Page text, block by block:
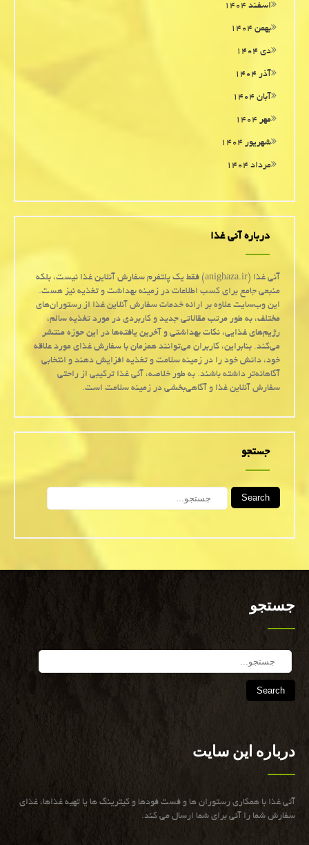
اسفند ۱۴۰۴
بهمن ۱۴۰۴
دی ۱۴۰۴
آذر ۱۴۰۴
آبان ۱۴۰۴
مهر ۱۴۰۴
شهریور ۱۴۰۴
مرداد ۱۴۰۴
درباره آنی غذا
آنی غذا (anighaza.ir) فقط یک پلتفرم سفارش آنلاین غذا نیست، بلکه
منبعی جامع برای کسب اطلاعات در زمینه بهداشت و تغذیه نیز هست.
این وب‌سایت علاوه بر ارائه خدمات سفارش آنلاین غذا از رستوران‌های
مختلف، به طور مرتب مقالاتی جدید و کاربردی در مورد تغذیه سالم،
رژیم‌های غذایی، نکات بهداشتی و آخرین یافته‌ها در این حوزه منتشر
می‌کند. بنابراین، کاربران می‌توانند همزمان با سفارش غذای مورد علاقه
خود، دانش خود را در زمینه سلامت و تغذیه افزایش دهند و انتخابی
آگاهانه‌تر داشته باشند. به طور خلاصه، آنی غذا ترکیبی از راحتی
سفارش آنلاین غذا و آگاهی‌بخشی در زمینه سلامت است.
جستجو
Search
جستجو
Search
درباره این سایت
آنی غذا با همكاری رستوران ها و فست فودها و كیترینگ ها یا تهیه غذاها، غذای
سفارش شما را آنی برای شما ارسال می كند.